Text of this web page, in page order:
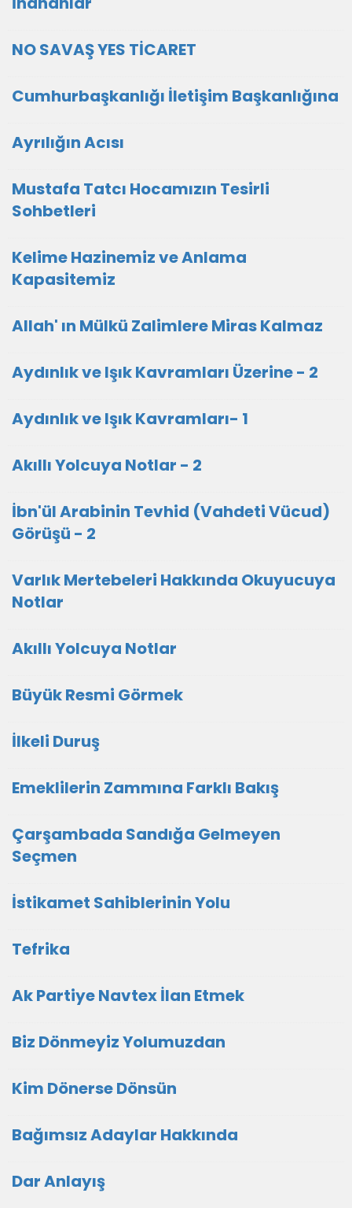
NO SAVAŞ YES TİCARET
Cumhurbaşkanlığı İletişim Başkanlığına
Ayrılığın Acısı
Mustafa Tatcı Hocamızın Tesirli
Sohbetleri
Kelime Hazinemiz ve Anlama
Kapasitemiz
Allah' ın Mülkü Zalimlere Miras Kalmaz
Aydınlık ve Işık Kavramları Üzerine - 2
Aydınlık ve Işık Kavramları- 1
Akıllı Yolcuya Notlar - 2
İbn'ül Arabinin Tevhid (Vahdeti Vücud)
Görüşü - 2
Varlık Mertebeleri Hakkında Okuyucuya
Notlar
Akıllı Yolcuya Notlar
Büyük Resmi Görmek
İlkeli Duruş
Emeklilerin Zammına Farklı Bakış
Çarşambada Sandığa Gelmeyen
Seçmen
İstikamet Sahiblerinin Yolu
Tefrika
Ak Partiye Navtex İlan Etmek
Biz Dönmeyiz Yolumuzdan
Kim Dönerse Dönsün
Bağımsız Adaylar Hakkında
Dar Anlayış